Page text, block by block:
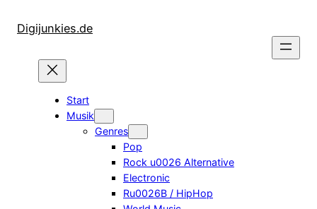
InhaltDigijunkies.de
Start
Musik
Genres
Pop
Rock u0026 Alternative
Electronic
Ru0026B / HipHop